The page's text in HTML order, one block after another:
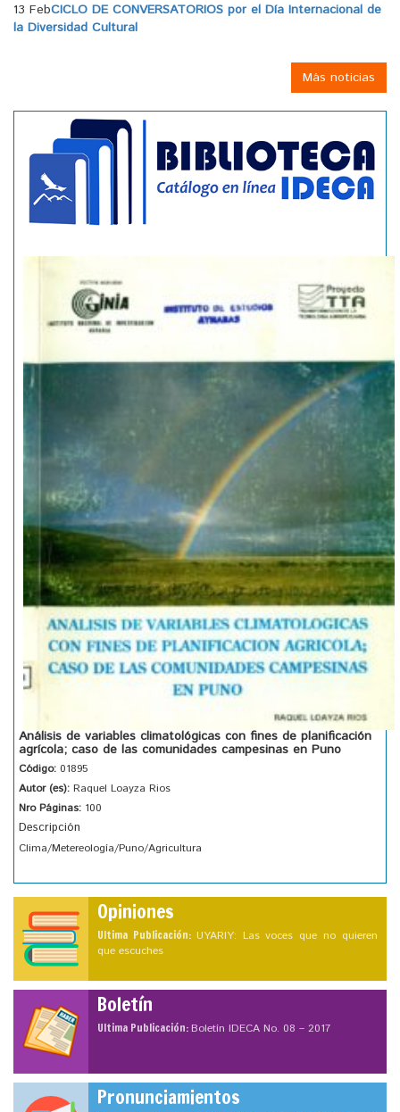
13 FebCICLO DE CONVERSATORIOS por el Día Internacional de
la Diversidad Cultural
Más noticias
Análisis de variables climatológicas con fines de planificación
agrícola; caso de las comunidades campesinas en Puno
Código: 01895
Autor (es): Raquel Loayza Rios
Nro Páginas: 100
Descripción
Clima/Metereología/Puno/Agricultura
Opiniones
Ultima Publicación: UYARIY: Las voces que no quieren
que escuches
Boletín
Ultima Publicación:Boletín IDECA No. 08 – 2017
Pronunciamientos